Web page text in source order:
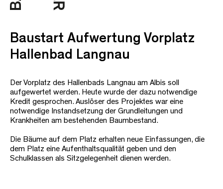
Baustart Aufwertung Vorplatz
Hallenbad Langnau
Der Vorplatz des Hallenbads Langnau am Albis soll
aufgewertet werden. Heute wurde der dazu notwendige
Kredit gesprochen. Auslöser des Projektes war eine
notwendige Instandsetzung der Grundleitungen und
Krankheiten am bestehenden Baumbestand.
Die Bäume auf dem Platz erhalten neue Einfassungen, die
dem Platz eine Aufenthaltsqualität geben und den
Schulklassen als Sitzgelegenheit dienen werden.